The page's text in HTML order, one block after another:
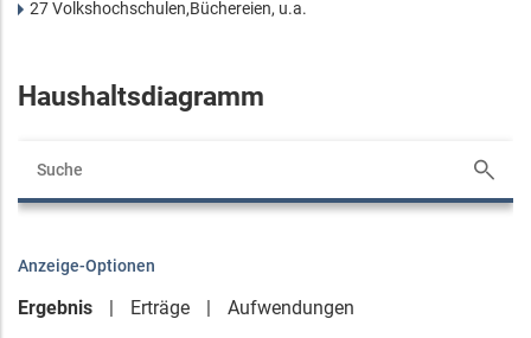
27 Volkshochschulen,Büchereien, u.a.
Haushaltsdiagramm
Anzeige-Optionen
Ergebnis Erträge
Aufwendungen